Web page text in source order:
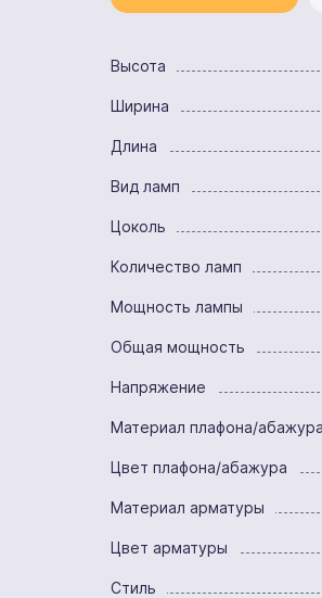
Высота
Ширина
Длина
Вид ламп
Цоколь
Количество ламп
Мощность лампы
Общая мощность
Напряжение
Материал плафона/абажура
Цвет плафона/абажура
Материал арматуры
Цвет арматуры
Стиль